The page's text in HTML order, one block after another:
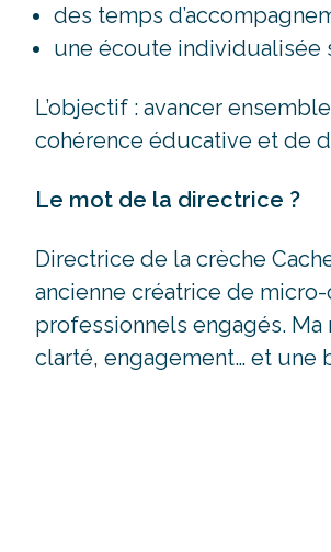
des temps
une écoute individualisée
L’objectif : avancer
cohérence éducative et de
Le mot de la directrice ?
Directrice de la crèche
ancienne créatrice de
professionnels engagés.
clarté, engagement… et une